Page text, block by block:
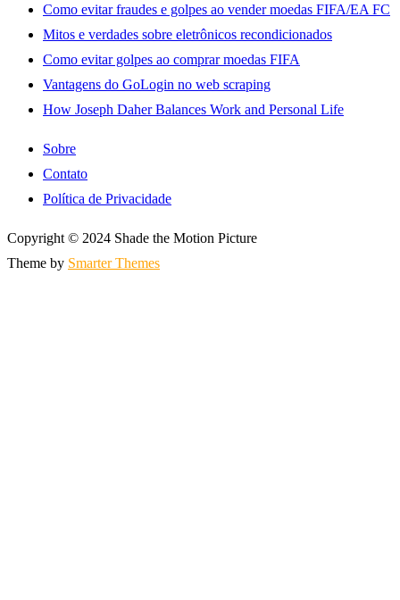
Como evitar fraudes e golpes ao vender moedas FIFA/EA FC
Mitos e verdades sobre eletrônicos recondicionados
Como evitar golpes ao comprar moedas FIFA
Vantagens do GoLogin no web scraping
How Joseph Daher Balances Work and Personal Life
Sobre
Contato
Política de Privacidade
Copyright © 2024 Shade the Motion Picture
Theme by Smarter Themes